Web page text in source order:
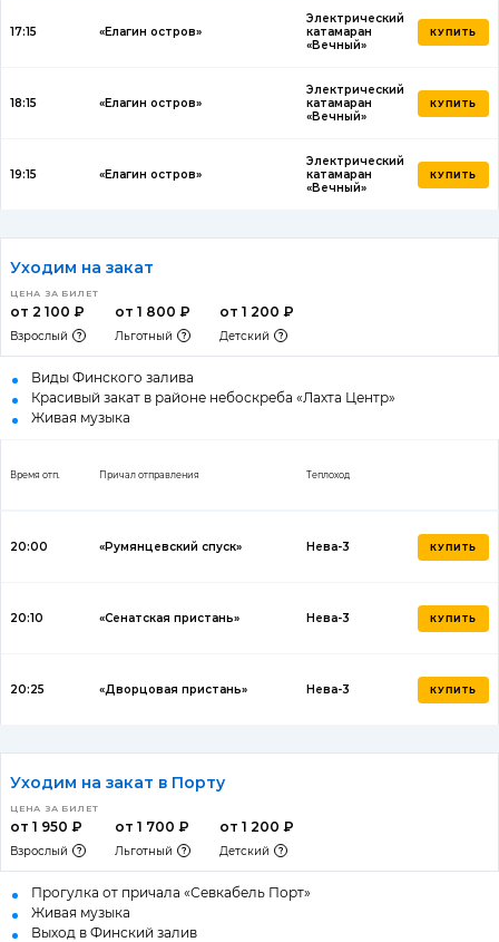
17:15 «Елагин остров»
Электрический
катамаран
«Вечный»
КУПИТЬ
18:15 «Елагин остров»
Электрический
катамаран
«Вечный»
КУПИТЬ
19:15 «Елагин остров»
Электрический
катамаран
«Вечный»
КУПИТЬ
Уходим на закат
ЦЕНА ЗА БИЛЕТ
от 2 100 ₽
Взрослый
от 1 800 ₽
Льготный
от 1 200 ₽
Детский
Виды Финского залива
Красивый закат в районе небоскреба «Лахта Центр»
Живая музыка
Время отп. Причал отправления Теплоход
20:00 «Румянцевский спуск» Нева-3 КУПИТЬ
20:10 «Сенатская пристань» Нева-3 КУПИТЬ
20:25 «Дворцовая пристань» Нева-3 КУПИТЬ
Уходим на закат в Порту
ЦЕНА ЗА БИЛЕТ
от 1 950 ₽
Взрослый
от 1 700 ₽
Льготный
от 1 200 ₽
Детский
Прогулка от причала «Севкабель Порт»
Живая музыка
Выход в Финский залив